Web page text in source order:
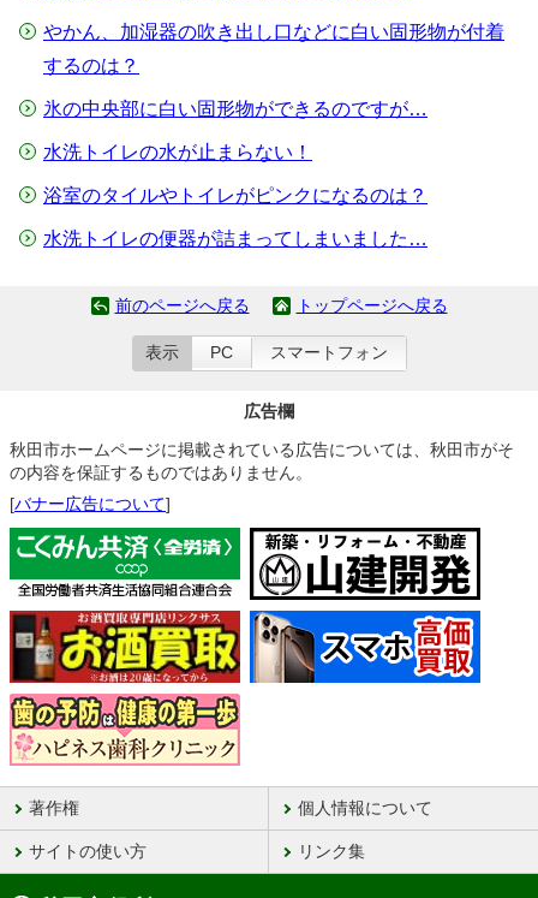
やかん、加湿器の吹き出し口などに白い固形物が付着
するのは？
氷の中央部に白い固形物ができるのですが…
水洗トイレの水が止まらない！
浴室のタイルやトイレがピンクになるのは？
水洗トイレの便器が詰まってしまいました…
前のページへ戻る トップページへ戻る
表示 PC スマートフォン
広告欄
秋田市ホームページに掲載されている広告については、秋田市がそ
の内容を保証するものではありません。
[バナー広告について]
著作権 個人情報について
サイトの使い方 リンク集